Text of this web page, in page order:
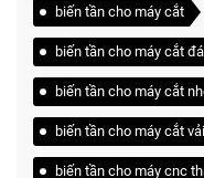
biến tần cho máy cắt
biến tần cho máy cắt
biến tần cho máy cắt
biến tần cho máy cắt vải
biến tần cho máy cnc